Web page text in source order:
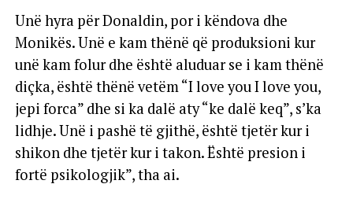
Unë hyra për Donaldin, por i këndova dhe
Monikës. Unë e kam thënë që produksioni kur
unë kam folur dhe është aluduar se i kam thënë
diçka, është thënë vetëm “I love you I love you,
jepi forca” dhe si ka dalë aty “ke dalë keq”, s’ka
lidhje. Unë i pashë të gjithë, është tjetër kur i
shikon dhe tjetër kur i takon. Është presion i
fortë psikologjik”, tha ai.